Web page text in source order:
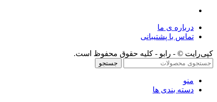
درباره ی ما
تماس با پشتیبانی
کپی‌رایت © - رابو - کلیه حقوق محفوظ است.
جستجو
منو
دسته بندی ها